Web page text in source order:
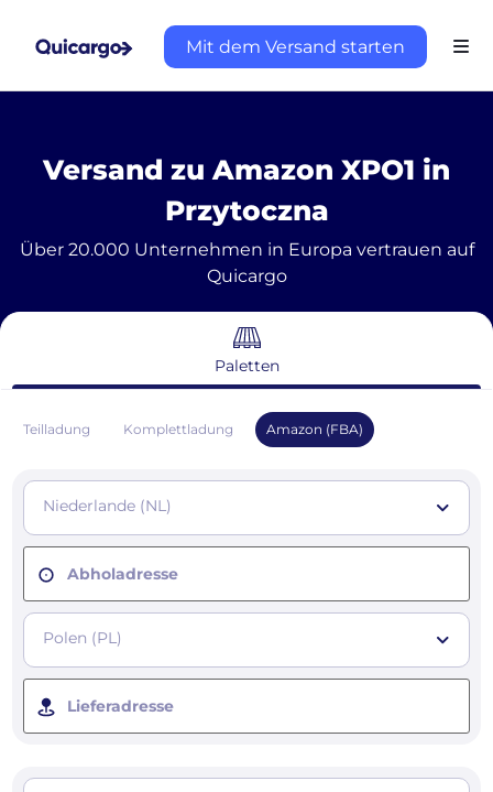
Mit dem Versand starten
Versand zu Amazon XPO1 in
Przytoczna
Über 20.000 Unternehmen in Europa vertrauen auf
Quicargo
Paletten
Teilladung Komplettladung Amazon (FBA)
Niederlande (NL)
Abholadresse
Polen (PL)
Lieferadresse